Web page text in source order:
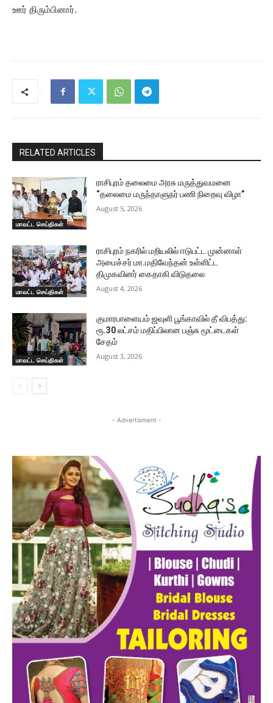
ஊர் திரும்பினார்.
RELATED ARTICLES
மாவட்ட செய்திகள்
ராசிபுரம் தலைமை அரசு மருத்துவமனை
“தலைமை மருந்தாளுநர் பணி நிறைவு விழா”
August 5, 2026
மாவட்ட செய்திகள்
ராசிபுரம் நகரில் மறியலில் ஈடுபட்ட முன்னாள்
அமைச்சர் மா.மதிவேந்தன் உள்ளிட்ட
திமுகவினர் கைதாகி விடுதலை
August 4, 2026
மாவட்ட செய்திகள்
குமாரபாளையம் ஜவுளி பூங்காவில் தீ விபத்து:
ரூ.30 லட்சம் மதிப்பிலான பஞ்சு மூட்டைகள்
சேதம்
August 3, 2026
- Advertisment -